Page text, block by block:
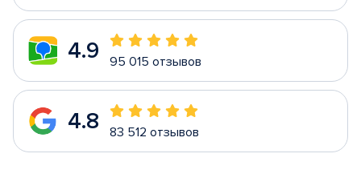
4.9 95 015 отзывов
4.8 83 512 отзывов